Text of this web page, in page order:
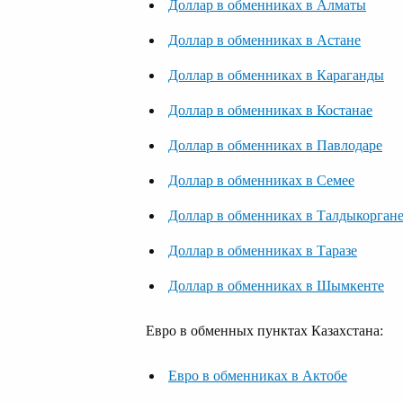
Доллар в обменниках в Алматы
Доллар в обменниках в Астане
Доллар в обменниках в Караганды
Доллар в обменниках в Костанае
Доллар в обменниках в Павлодаре
Доллар в обменниках в Семее
Доллар в обменниках в Талдыкоргане
Доллар в обменниках в Таразе
Доллар в обменниках в Шымкенте
Евро в обменных пунктах Казахстана:
Евро в обменниках в Актобе